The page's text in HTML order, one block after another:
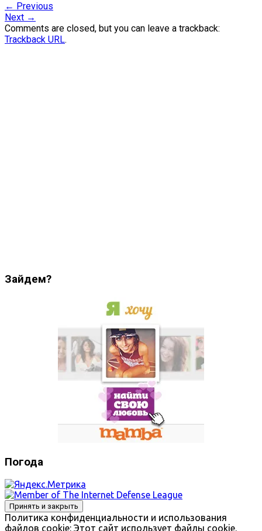
← Previous
Next →
Comments are closed, but you can leave a trackback:
Trackback URL.
Зайдем?
Погода
Политика конфиденциальности и использования
файлов сookie: Этот сайт использует файлы cookie.